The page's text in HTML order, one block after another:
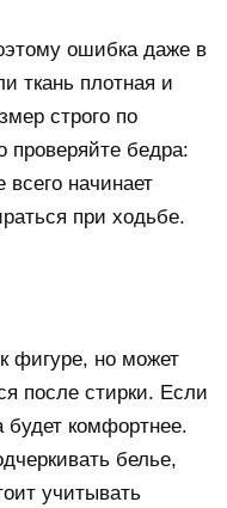
ошибка даже в
ткань плотная и
строго по
проверяйте бедра:
начинает
при ходьбе.
фигуре, но может
после стирки. Если
будет комфортнее.
белье,
учитывать